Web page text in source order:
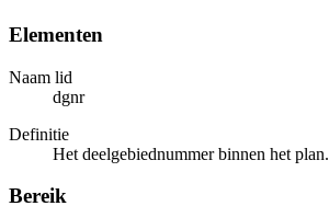
Elementen
Naam lid
dgnr
Definitie
Het deelgebiednummer binnen het plan.
Bereik